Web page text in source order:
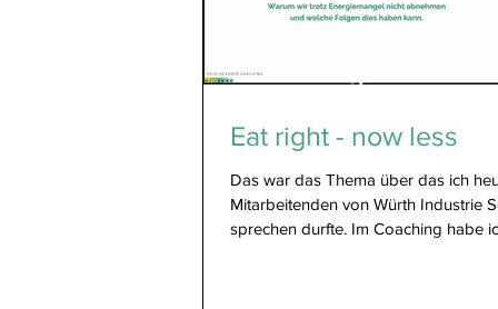
Eat right - now less
Das war das Thema über das ich
Mitarbeitenden von Würth Industrie
sprechen durfte. Im Coaching habe